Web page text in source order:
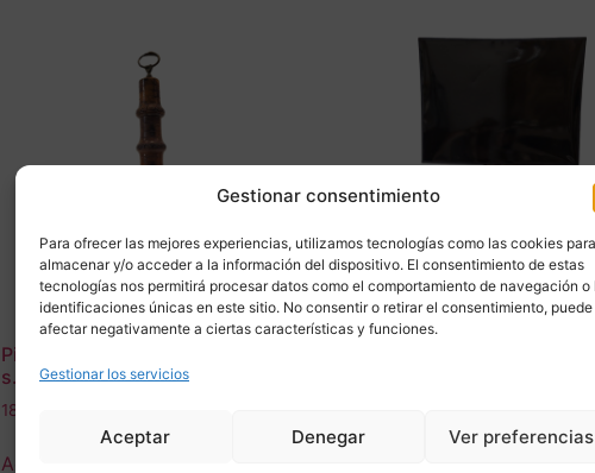
Gestionar consentimiento
Para ofrecer las mejores experiencias, utilizamos tecnologías como las cookies para
almacenar y/o acceder a la información del dispositivo. El consentimiento de estas
tecnologías nos permitirá procesar datos como el comportamiento de navegación o
identificaciones únicas en este sitio. No consentir o retirar el consentimiento, puede
afectar negativamente a ciertas características y funciones.
Gestionar los servicios
Aceptar Denegar Ver preferencias
Pimentero bambú y bronce, pps.
s. XX
180,00
Adquirir